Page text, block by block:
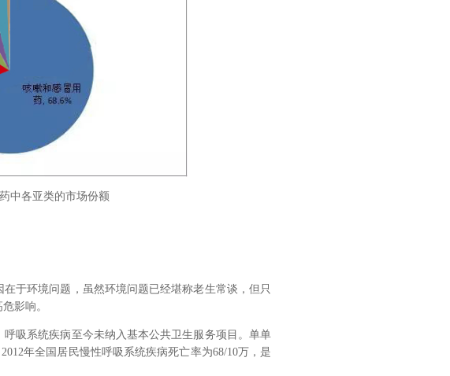
中各亚类的市场份额
于环境问题，虽然环境问题已经堪称老生常谈，但只
影响。
吸系统疾病至今未纳入基本公共卫生服务项目。单单
年全国居民慢性呼吸系统疾病死亡率为68/10万，是